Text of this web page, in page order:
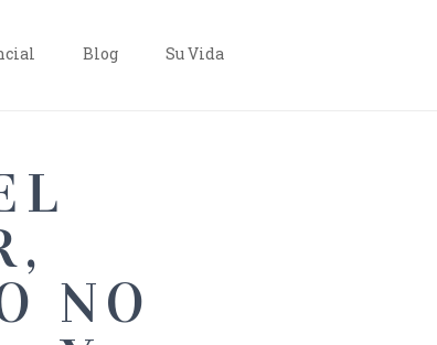
Blog Su Vida
NO